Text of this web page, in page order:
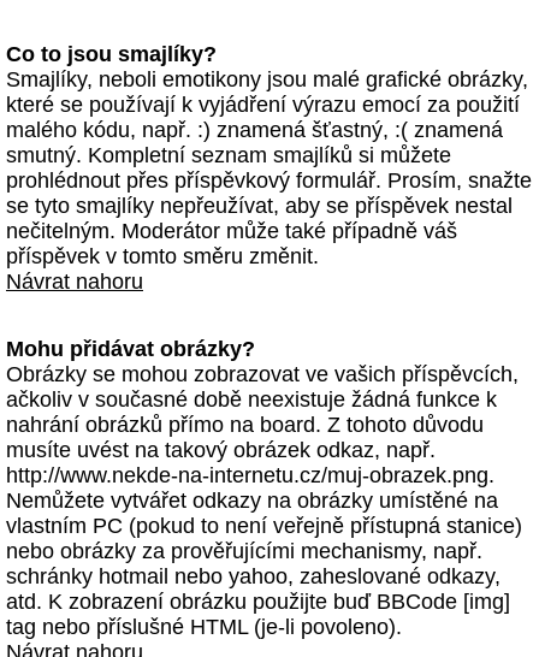
Co to jsou smajlíky?
Smajlíky, neboli emotikony jsou malé grafické obrázky,
které se používají k vyjádření výrazu emocí za použití
malého kódu, např. :) znamená šťastný, :( znamená
smutný. Kompletní seznam smajlíků si můžete
prohlédnout přes příspěvkový formulář. Prosím, snažte
se tyto smajlíky nepřeužívat, aby se příspěvek nestal
nečitelným. Moderátor může také případně váš
příspěvek v tomto směru změnit.
Návrat nahoru
Mohu přidávat obrázky?
Obrázky se mohou zobrazovat ve vašich příspěvcích,
ačkoliv v současné době neexistuje žádná funkce k
nahrání obrázků přímo na board. Z tohoto důvodu
musíte uvést na takový obrázek odkaz, např.
http://www.nekde-na-internetu.cz/muj-obrazek.png.
Nemůžete vytvářet odkazy na obrázky umístěné na
vlastním PC (pokud to není veřejně přístupná stanice)
nebo obrázky za prověřujícími mechanismy, např.
schránky hotmail nebo yahoo, zaheslované odkazy,
atd. K zobrazení obrázku použijte buď BBCode [img]
tag nebo příslušné HTML (je-li povoleno).
Návrat nahoru